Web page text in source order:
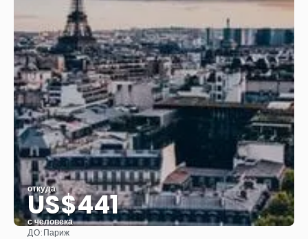
откуда
US$441
с человека
ДО:Париж